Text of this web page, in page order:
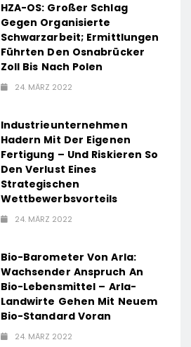
HZA-OS: Großer Schlag
Gegen Organisierte
Schwarzarbeit; Ermittlungen
Führten Den Osnabrücker
Zoll Bis Nach Polen
24. MÄRZ 2022
Industrieunternehmen
Hadern Mit Der Eigenen
Fertigung – Und Riskieren So
Den Verlust Eines
Strategischen
Wettbewerbsvorteils
24. MÄRZ 2022
Bio-Barometer Von Arla:
Wachsender Anspruch An
Bio-Lebensmittel – Arla-
Landwirte Gehen Mit Neuem
Bio-Standard Voran
24. MÄRZ 2022